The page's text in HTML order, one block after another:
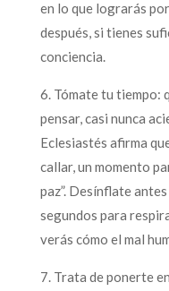
en lo que lograrás
después, si tienes
conciencia.
6. Tómate tu tiempo:
pensar, casi nunca
Eclesiastés afirma
callar, un momento
paz”. Desínflate
segundos para
verás cómo el mal
7. Trata de ponerte